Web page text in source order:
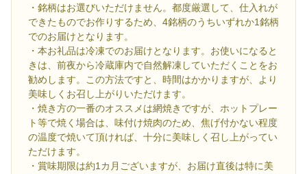
・銘柄はお選びいただけません。都度厳選して、仕入れが
できたものでお作りするため、4銘柄のうちいずれか1銘柄
でのお届けとなります。
・本お礼品は冷凍でのお届けとなります。お使いになると
きは、前夜から冷蔵庫内で自然解凍していただくことをお
勧めします。この方法ですと、時間はかかりますが、より
美味しくお召し上がりいただけます。
・焼き方の一番のオススメは網焼きですが、ホットプレー
ト等で焼く場合は、味付け焼肉のため、焦げ付かない程度
の温度で焼いて頂ければ、十分に美味しく召し上がってい
ただけます。
・賞味期限は約1カ月ございますが、お届け直後は特に美